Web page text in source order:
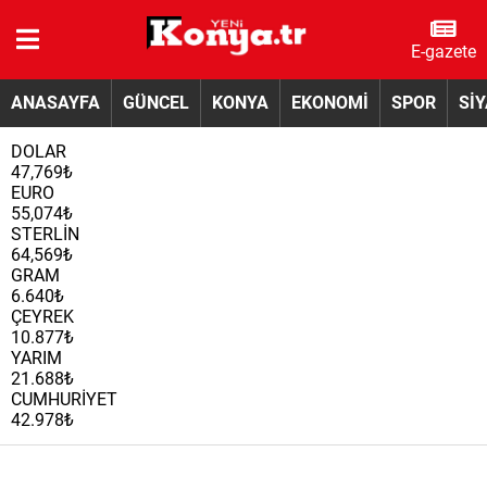
E-gazete
ANASAYFA GÜNCEL KONYA EKONOMİ SPOR
DOLAR
47,769₺
EURO
55,074₺
STERLİN
64,569₺
GRAM
6.640₺
ÇEYREK
10.877₺
YARIM
21.688₺
CUMHURİYET
42.978₺